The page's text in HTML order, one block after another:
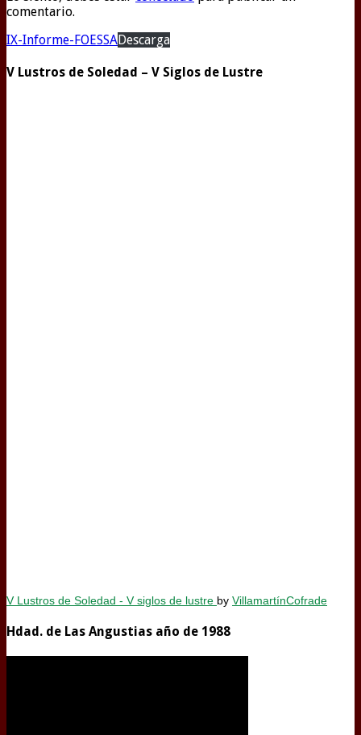
comentario.
IX-Informe-FOESSADescarga
V Lustros de Soledad – V Siglos de Lustre
V Lustros de Soledad - V siglos de lustre by VillamartínCofrade
Hdad. de Las Angustias año de 1988